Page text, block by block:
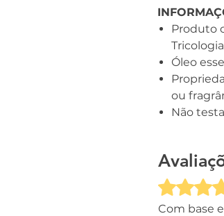
Produto
Óleo
ou
Não
Rated 5 out
Com base